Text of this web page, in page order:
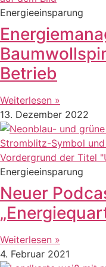
Energieeinsparung
Betrieb
Weiterlesen »
13. Dezember 2022
Energieeinsparung
Neuer
Weiterlesen »
4. Februar 2021